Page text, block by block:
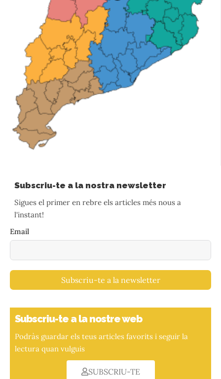
Subscriu-te a la nostra newsletter
Sigues el primer en rebre els articles més nous a
l'instant!
Email
Subscriu-te a la newsletter
Subscriu-te a la nostre web
Podràs guardar els teus articles favorits i seguir la
lectura quan vulguis
SUBSCRIU-TE